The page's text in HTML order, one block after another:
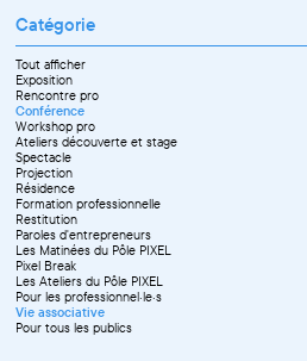
Catégorie
Tout afficher
Exposition
Rencontre pro
Conférence
Workshop pro
Ateliers découverte et stage
Spectacle
Projection
Résidence
Formation professionnelle
Restitution
Paroles d'entrepreneurs
Les Matinées du Pôle PIXEL
Pixel Break
Les Ateliers du Pôle PIXEL
Pour les professionnel·le·s
Vie associative
Pour tous les publics